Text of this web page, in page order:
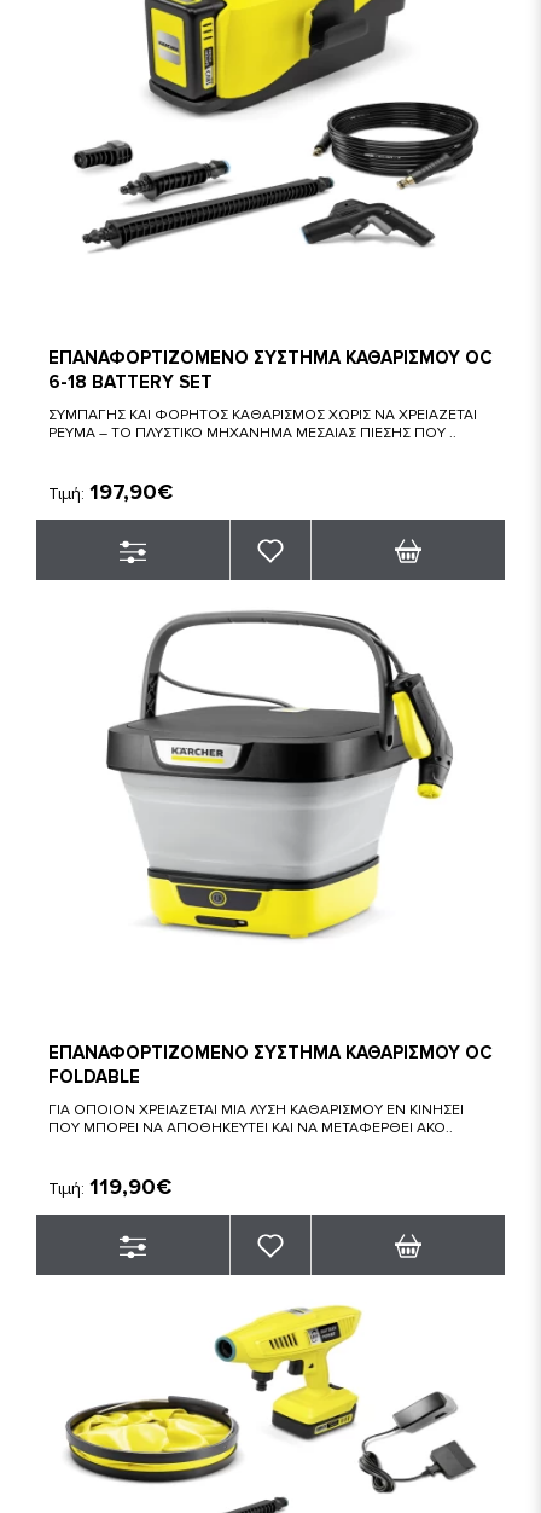
ΕΠΑΝΑΦΟΡΤΙΖΟΜΕΝΟ ΣΥΣΤΗΜΑ ΚΑΘΑΡΙΣΜΟΥ OC
6-18 BATTERY SET
ΣΥΜΠΑΓΗΣ ΚΑΙ ΦΟΡΗΤΟΣ ΚΑΘΑΡΙΣΜΟΣ ΧΩΡΙΣ ΝΑ ΧΡΕΙΑΖΕΤΑΙ
ΡΕΥΜΑ – ΤΟ ΠΛΥΣΤΙΚΟ ΜΗΧΑΝΗΜΑ ΜΕΣΑΙΑΣ ΠΙΕΣΗΣ ΠΟΥ ..
Τιμή: 197,90€
ΕΠΑΝΑΦΟΡΤΙΖΟΜΕΝΟ ΣΥΣΤΗΜΑ ΚΑΘΑΡΙΣΜΟΥ OC
FOLDABLE
ΓΙΑ ΟΠΟΙΟΝ ΧΡΕΙΑΖΕΤΑΙ ΜΙΑ ΛΥΣΗ ΚΑΘΑΡΙΣΜΟΥ ΕΝ ΚΙΝΗΣΕΙ
ΠΟΥ ΜΠΟΡΕΙ ΝΑ ΑΠΟΘΗΚΕΥΤΕΙ ΚΑΙ ΝΑ ΜΕΤΑΦΕΡΘΕΙ ΑΚΟ..
Τιμή: 119,90€